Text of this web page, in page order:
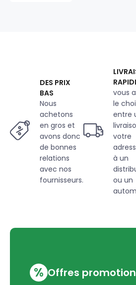
DES PRIX
BAS
Nous
achetons
en gros et
avons donc
de bonnes
relations
avec nos
fournisseurs.
vous
le
entre
votre
à un
ou un
% Offres